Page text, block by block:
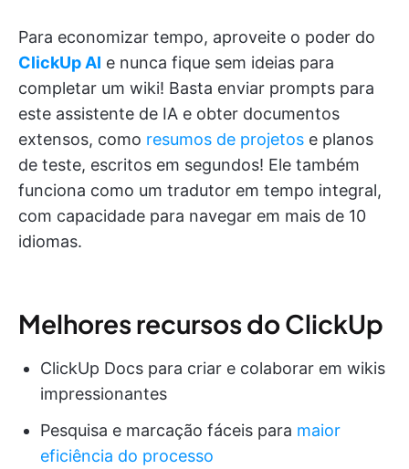
Para economizar tempo, aproveite o poder do
ClickUp AI e nunca fique sem ideias para
completar um wiki! Basta enviar prompts para
este assistente de IA e obter documentos
extensos, como resumos de projetos e planos
de teste, escritos em segundos! Ele também
funciona como um tradutor em tempo integral,
com capacidade para navegar em mais de 10
idiomas.
Melhores recursos do ClickUp
ClickUp Docs para criar e colaborar em wikis
impressionantes
Pesquisa e marcação fáceis para maior
eficiência do processo